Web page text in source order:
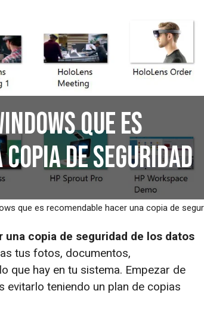
que es
de seguridad
que es recomendable hacer una copia de
una copia de seguridad de los datos
tus fotos, documentos,
que hay en tu sistema. Empezar de
evitarlo teniendo un plan de copias